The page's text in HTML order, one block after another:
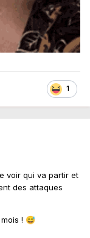
1
voir qui va partir et
des attaques
! 😅